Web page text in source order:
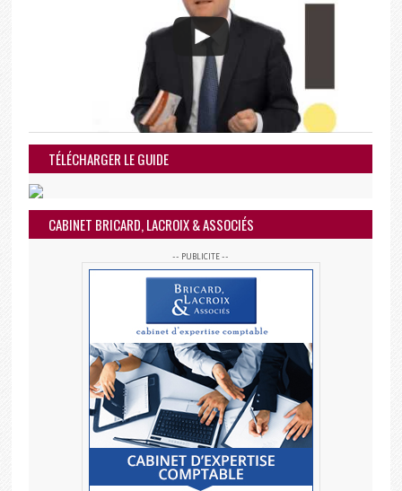
TÉLÉCHARGER LE GUIDE
CABINET BRICARD, LACROIX & ASSOCIÉS
-- PUBLICITE --